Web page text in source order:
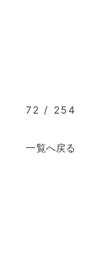
72 / 254
一覧へ戻る